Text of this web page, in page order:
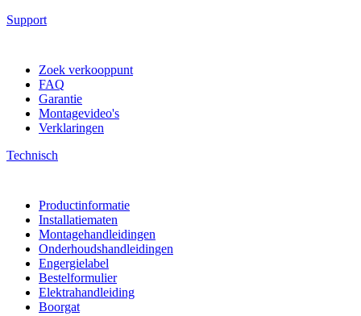
Support
Zoek verkooppunt
FAQ
Garantie
Montagevideo's
Verklaringen
Technisch
Productinformatie
Installatiematen
Montagehandleidingen
Onderhoudshandleidingen
Engergielabel
Bestelformulier
Elektrahandleiding
Boorgat